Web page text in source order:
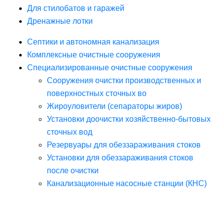
Для стилобатов и гаражей
Дренажные лотки
Септики и автономная канализация
Комплексные очистные сооружения
Специализированные очистные сооружения
Сооружения очистки производственных и
поверхностных сточных во
Жироуловители (сепараторы жиров)
Установки доочистки хозяйственно-бытовых
сточных вод
Резервуары для обеззараживания стоков
Установки для обеззараживания стоков
после очистки
Канализационные насосные станции (КНС)